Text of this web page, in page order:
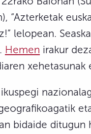
“Azterketak
lelopean.
Hemen irakur
xehetasunak
bidaide ditugun